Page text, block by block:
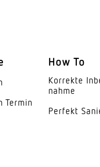
Reichweite
Reichweite
Termin
How To
Korrekte
nahme
Perfekt